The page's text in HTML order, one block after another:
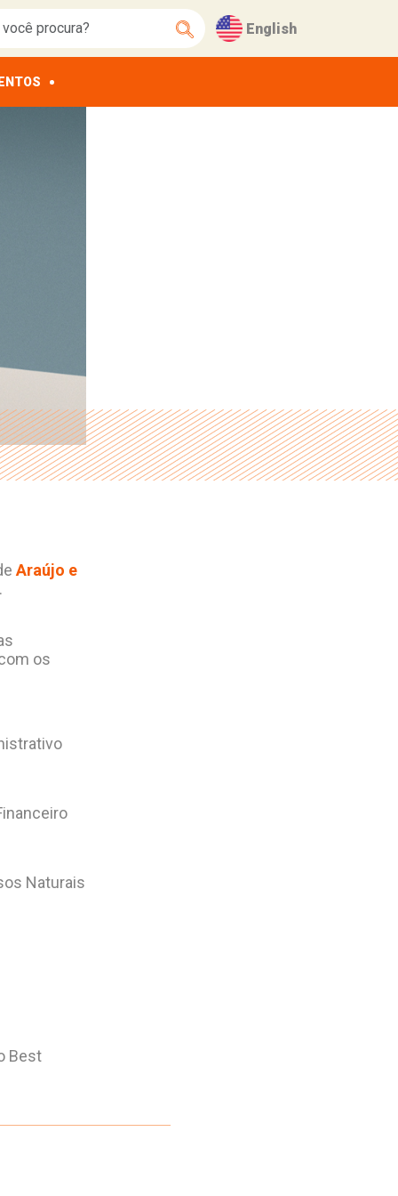
English
Araújo e
os
Naturais
Best